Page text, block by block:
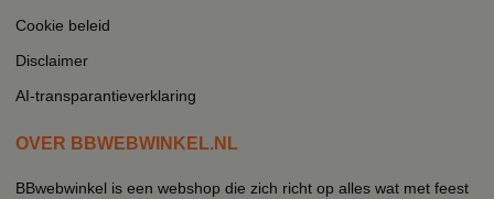
Cookie beleid
Disclaimer
AI-transparantieverklaring
OVER BBWEBWINKEL.NL
BBwebwinkel is een webshop die zich richt op alles wat met feest